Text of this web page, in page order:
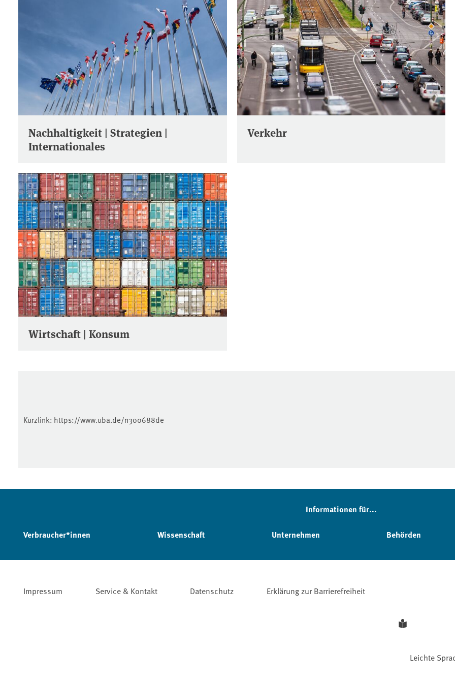
Nachhaltigkeit | Strategien |
Internationales
Verkehr
Wirtschaft | Konsum
Kurzlink: https://www.uba.de/n300688de
Informationen für...
Verbraucher*innen Wissenschaft Unternehmen Behörden
Impressum Service & Kontakt Datenschutz Erklärung zur Barrierefreiheit
Leichte